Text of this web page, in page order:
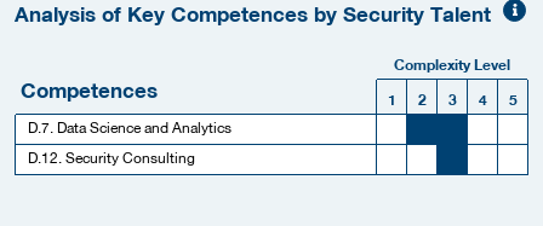
Analysis of Key Competences by Security Talent
Complexity Level
Competences 1 2 3 4
5
D.7. Data Science and Analytics
D.12. Security Consulting